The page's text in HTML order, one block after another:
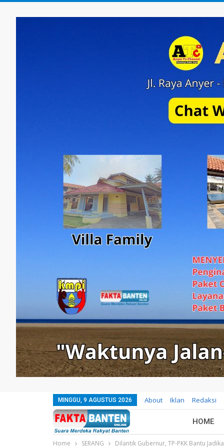
MINGGU, 9 AGUSTUS 2026 About Iklan Redaksi
HOME
Home SERANG Dilantik Gubernur, TP-PKK Bantu